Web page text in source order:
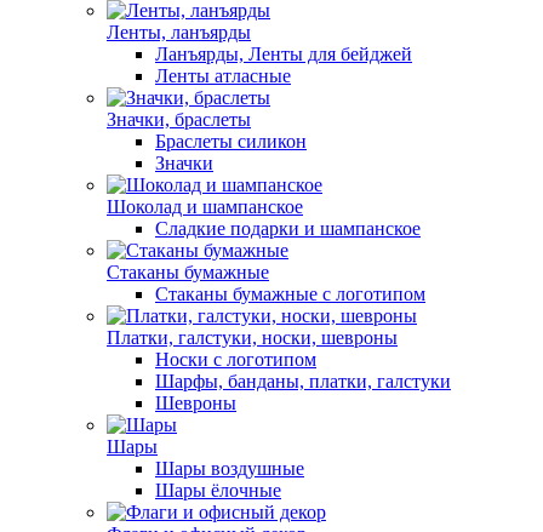
Ленты, ланъярды
Ланъярды, Ленты для бейджей
Ленты атласные
Значки, браслеты
Браслеты силикон
Значки
Шоколад и шампанское
Сладкие подарки и шампанское
Стаканы бумажные
Стаканы бумажные с логотипом
Платки, галстуки, носки, шевроны
Носки с логотипом
Шарфы, банданы, платки, галстуки
Шевроны
Шары
Шары воздушные
Шары ёлочные